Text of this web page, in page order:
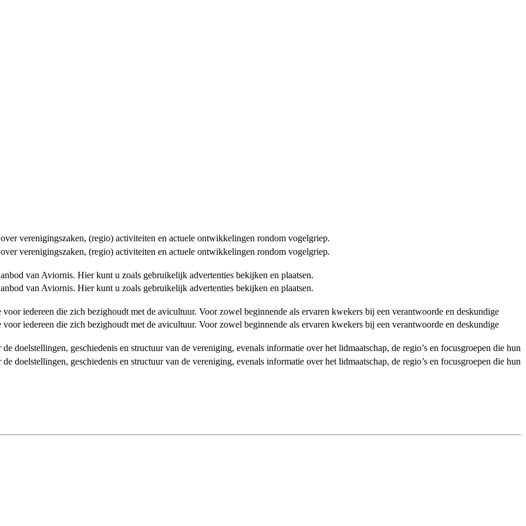
verenigingszaken, (regio) activiteiten en actuele ontwikkelingen rondom vogelgriep.
verenigingszaken, (regio) activiteiten en actuele ontwikkelingen rondom vogelgriep.
van Aviornis. Hier kunt u zoals gebruikelijk advertenties bekijken en plaatsen.
van Aviornis. Hier kunt u zoals gebruikelijk advertenties bekijken en plaatsen.
iedereen die zich bezighoudt met de avicultuur. Voor zowel beginnende als ervaren kwekers bij een verantwoorde en deskundige
iedereen die zich bezighoudt met de avicultuur. Voor zowel beginnende als ervaren kwekers bij een verantwoorde en deskundige
doelstellingen, geschiedenis en structuur van de vereniging, evenals informatie over het lidmaatschap, de regio’s en focusgroepen die hun
doelstellingen, geschiedenis en structuur van de vereniging, evenals informatie over het lidmaatschap, de regio’s en focusgroepen die hun